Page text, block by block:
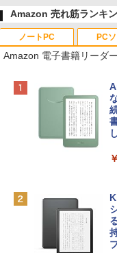
Amazon 売れ筋ランキ
ノートPC
e
PC
Amazon 電子書籍リーダ